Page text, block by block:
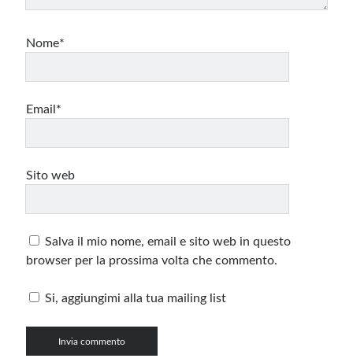
Nome*
Email*
Sito web
Salva il mio nome, email e sito web in questo
browser per la prossima volta che commento.
Si, aggiungimi alla tua mailing list